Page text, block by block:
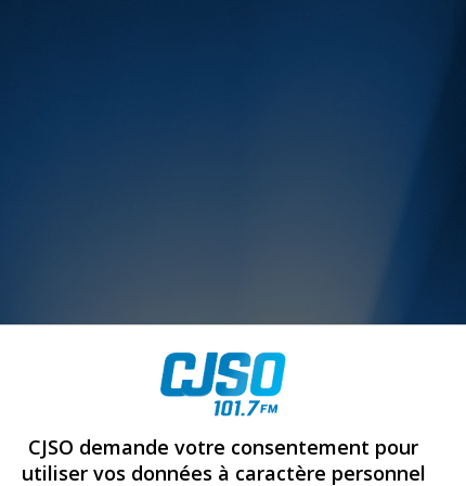
manquer à Sorel-Tracy et la région, abonne-toi à notre
CJSO demande votre consentement pour
utiliser vos données à caractère personnel